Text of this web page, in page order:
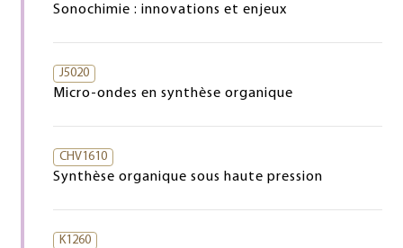
Sonochimie : innovations et enjeux
J5020
Micro-ondes en synthèse organique
CHV1610
Synthèse organique sous haute pression
K1260